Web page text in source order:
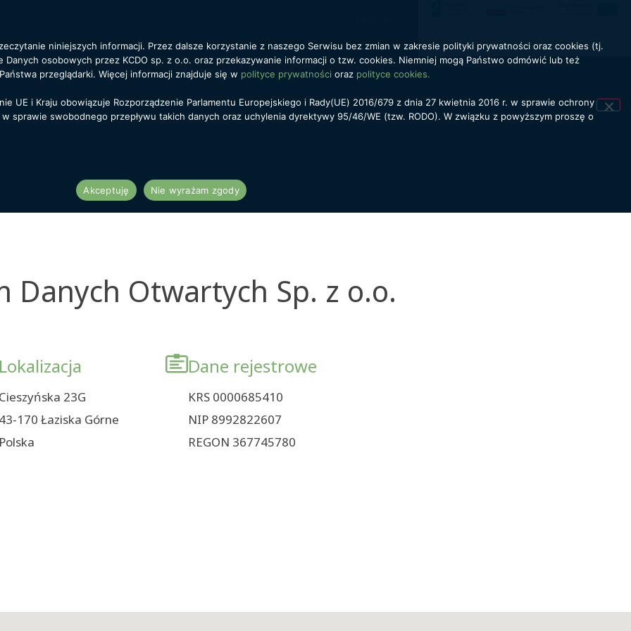
Projekty Blog Kariera Kontakt
Danych Otwartych Sp. z o.o.
23G
170 Łaziska Górne
Dane rejestrowe
KRS 0000685410
NIP 8992822607
REGON 367745780
niniejszych informacji. Przez dalsze korzystanie z naszego Serwisu bez zmian w zakresie polityki prywatności oraz cookies (tj.
osobowych przez KCDO sp. z o.o. oraz przekazywanie informacji o tzw. cookies. Niemniej mogą Państwo odmówić lub też
przeglądarki. Więcej informacji znajduje się w polityce prywatności oraz polityce cookies.
UE i Kraju obowiązuje Rozporządzenie Parlamentu Europejskiego i Rady(UE) 2016/679 z dnia 27 kwietnia 2016 r. w sprawie ochrony
sprawie swobodnego przepływu takich danych oraz uchylenia dyrektywy 95/46/WE (tzw. RODO). W związku z powyższym proszę o
Akceptuję Nie wyrażam zgody